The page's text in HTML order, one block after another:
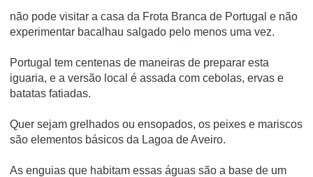
não pode visitar a casa da Frota Branca de Portugal e não
experimentar bacalhau salgado pelo menos uma vez.
Portugal tem centenas de maneiras de preparar esta
iguaria, e a versão local é assada com cebolas, ervas e
batatas fatiadas.
Quer sejam grelhados ou ensopados, os peixes e mariscos
são elementos básicos da Lagoa de Aveiro.
As enguias que habitam essas águas são a base de um